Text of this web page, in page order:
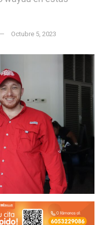
Octubre 5, 2023